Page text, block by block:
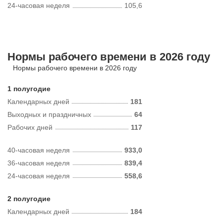
24-часовая неделя
105,6
Нормы рабочего времени в 2026 году
Нормы рабочего времени в 2026 году
1 полугодие
Календарных дней
181
Рабочих дней 117
Выходных и праздничных 64
40-часовая неделя
933,0
36-часовая неделя
839,4
24-часовая неделя
558,6
2 полугодие
Календарных дней
184